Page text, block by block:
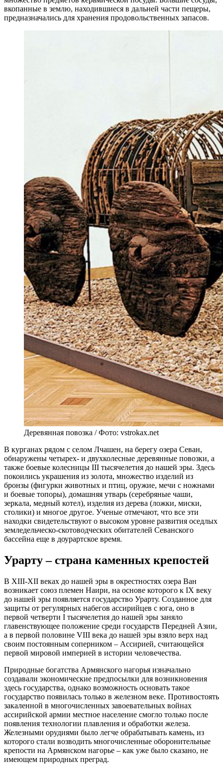
вкопанные в землю, находившиеся в дальней части пещеры,
предназначались для хранения продовольственных запасов.
Деревянная повозка / Фото: vstrokax.net
В курганах рядом с селом Лчашен, на берегу озера Севан,
обнаружены четырех- и двухколесные деревянные повозки, а
также боевые колесницы III тысячелетия до нашей эры. Здесь
покоились украшения из золота, множество изделий из
бронзы (фигурки животных и птиц, оружие, мечи с ножнами
и боевые топоры), домашняя утварь (серебряные чаши,
зеркала, медный котел), изделия из дерева (ложки, миски,
столики) и многое другое. Ученые отмечают, что все эти
находки свидетельствуют о высоком уровне развития оседлых
земледельческо-скотоводческих обитателей Севанского
бассейна еще в доурартское время.
Урарту – страна каменных крепостей
В XIII-XII веках до нашей эры в окрестностях озера Ван
возникает союз племен Наири, на основе которого к IX веку
до нашей эры появляется государство Урарту. Созданное для
защиты от регулярных набегов ассирийцев с юга, оно в
первой четверти I тысячелетия до нашей эры заняло
главенствующее положение среди государств Передней Азии,
а в первой половине VIII века до нашей эры взяло верх над
своим постоянным соперником – Ассирией, считающейся
первой мировой империей в истории человечества.
Природные богатства Армянского нагорья изначально
создавали экономические предпосылки для возникновения
здесь государства, однако возможность основать такое
государство появилась только в железном веке. Противостоять
закаленной в многочисленных завоевательных войнах
ассирийской армии местное население смогло только после
появления технологии плавления и обработки железа.
Железными орудиями было легче обрабатывать камень, из
которого стали возводить многочисленные оборонительные
крепости на Армянском нагорье – как уже было сказано, не
имеющем природных преград.